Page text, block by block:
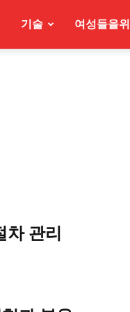
기술 여성들을
차 관리